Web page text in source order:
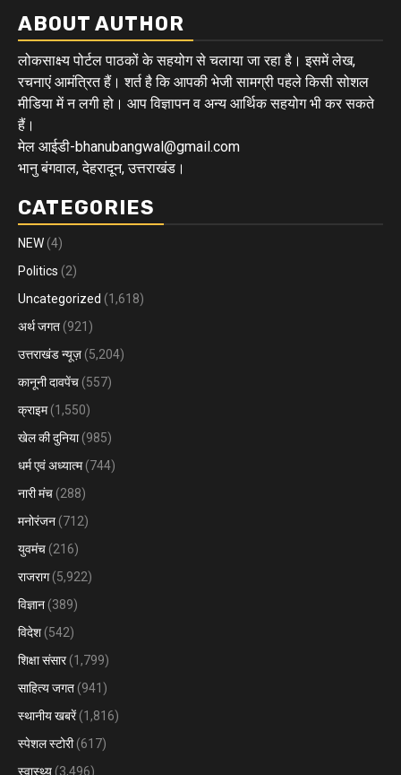
ABOUT AUTHOR
लोकसाक्ष्य पोर्टल पाठकों के सहयोग से चलाया जा रहा है। इसमें लेख,
रचनाएं आमंत्रित हैं। शर्त है कि आपकी भेजी सामग्री पहले किसी सोशल
मीडिया में न लगी हो। आप विज्ञापन व अन्य आर्थिक सहयोग भी कर सकते
हैं।
मेल आईडी-bhanubangwal@gmail.com
भानु बंगवाल, देहरादून, उत्तराखंड।
CATEGORIES
NEW (4)
Politics (2)
Uncategorized (1,618)
अर्थ जगत (921)
उत्तराखंड न्यूज़ (5,204)
कानूनी दावपेंच (557)
क्राइम(1,550)
खेल की दुनिया(985)
धर्म एवं अध्यात्म(744)
नारी मंच (288)
मनोरंजन (712)
युवमंच (216)
राजराग(5,922)
विज्ञान (389)
विदेश (542)
शिक्षा संसार(1,799)
साहित्य जगत (941)
स्थानीय खबरें(1,816)
स्पेशल स्टोरी(617)
स्वास्थ्य (3,496)